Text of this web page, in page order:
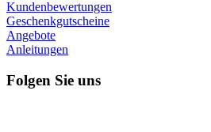
Kundenbewertungen
Geschenkgutscheine
Angebote
Anleitungen
Folgen Sie uns